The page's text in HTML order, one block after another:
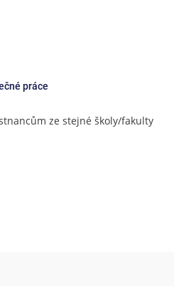
práce
ze stejné školy/fakulty